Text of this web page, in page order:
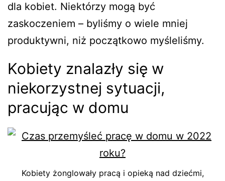
dla kobiet. Niektórzy mogą być
zaskoczeniem – byliśmy o wiele mniej
produktywni, niż początkowo myśleliśmy.
Kobiety znalazły się w
niekorzystnej sytuacji,
pracując w domu
Kobiety żonglowały pracą i opieką nad dziećmi,